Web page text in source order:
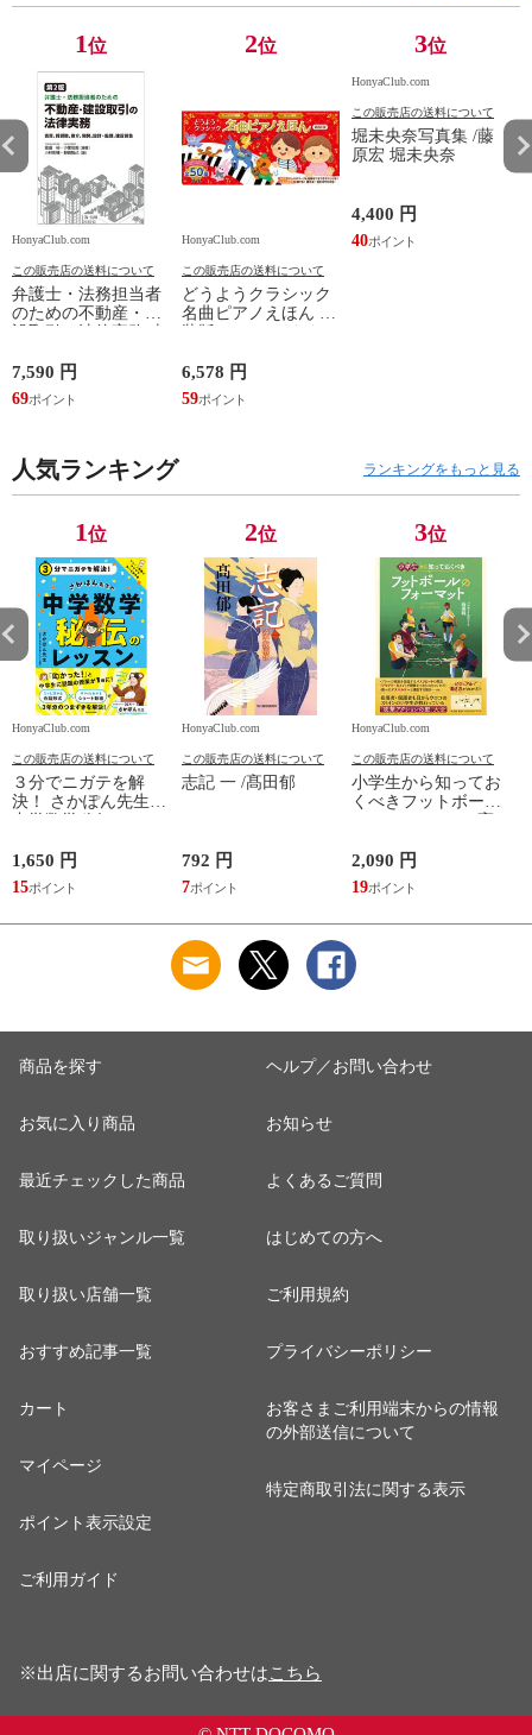
1位
HonyaClub.com
この販売店の送料について
弁護士・法務担当者
のための不動産・建
開発、設計・監理、
建設請負 第２版 /富
田裕 小里佳嵩
7,590 円
69
2位
HonyaClub.com
この販売店の送料について
どうようクラシック
名曲ピアノえほん 新
ワシマミワコ
6,578 円
59
3位
HonyaClub.com
この販売店の送料について
堀未央奈写真集 /藤
原宏 堀未央奈
4,400 円
40
人気ランキング ランキングをもっと見る
1位
HonyaClub.com
この販売店の送料について
３分でニガテを解
決！ さかぽん先生の
1,650 円
15
2位
HonyaClub.com
この販売店の送料について
志記 一 /髙田郁
792 円
7
3位
HonyaClub.com
この販売店の送料について
小学生から知ってお
くべきフットボール
2,090 円
19
商品を探す
お気に入り商品
最近チェックした商品
取り扱いジャンル一覧
取り扱い店舗一覧
おすすめ記事一覧
カート
マイページ
ポイント表示設定
ご利用ガイド
ヘルプ／お問い合わせ
お知らせ
よくあるご質問
はじめての方へ
ご利用規約
プライバシーポリシー
お客さまご利用端末からの情報
の外部送信について
特定商取引法に関する表示
※出店に関するお問い合わせはこちら